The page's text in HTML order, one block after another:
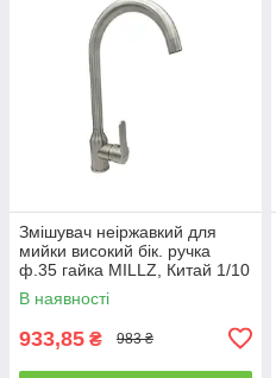
Змішувач неіржавкий для
мийки високий бік. ручка
ф.35 гайка MILLZ, Китай 1/10
В наявності
933,85 ₴ 983 ₴